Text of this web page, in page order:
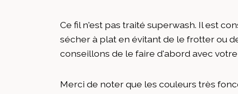
Ce fil n'est pas traité superwash. Il est
sécher à plat en évitant de le frotter ou
conseillons de le faire d'abord avec
Merci de noter que les couleurs très